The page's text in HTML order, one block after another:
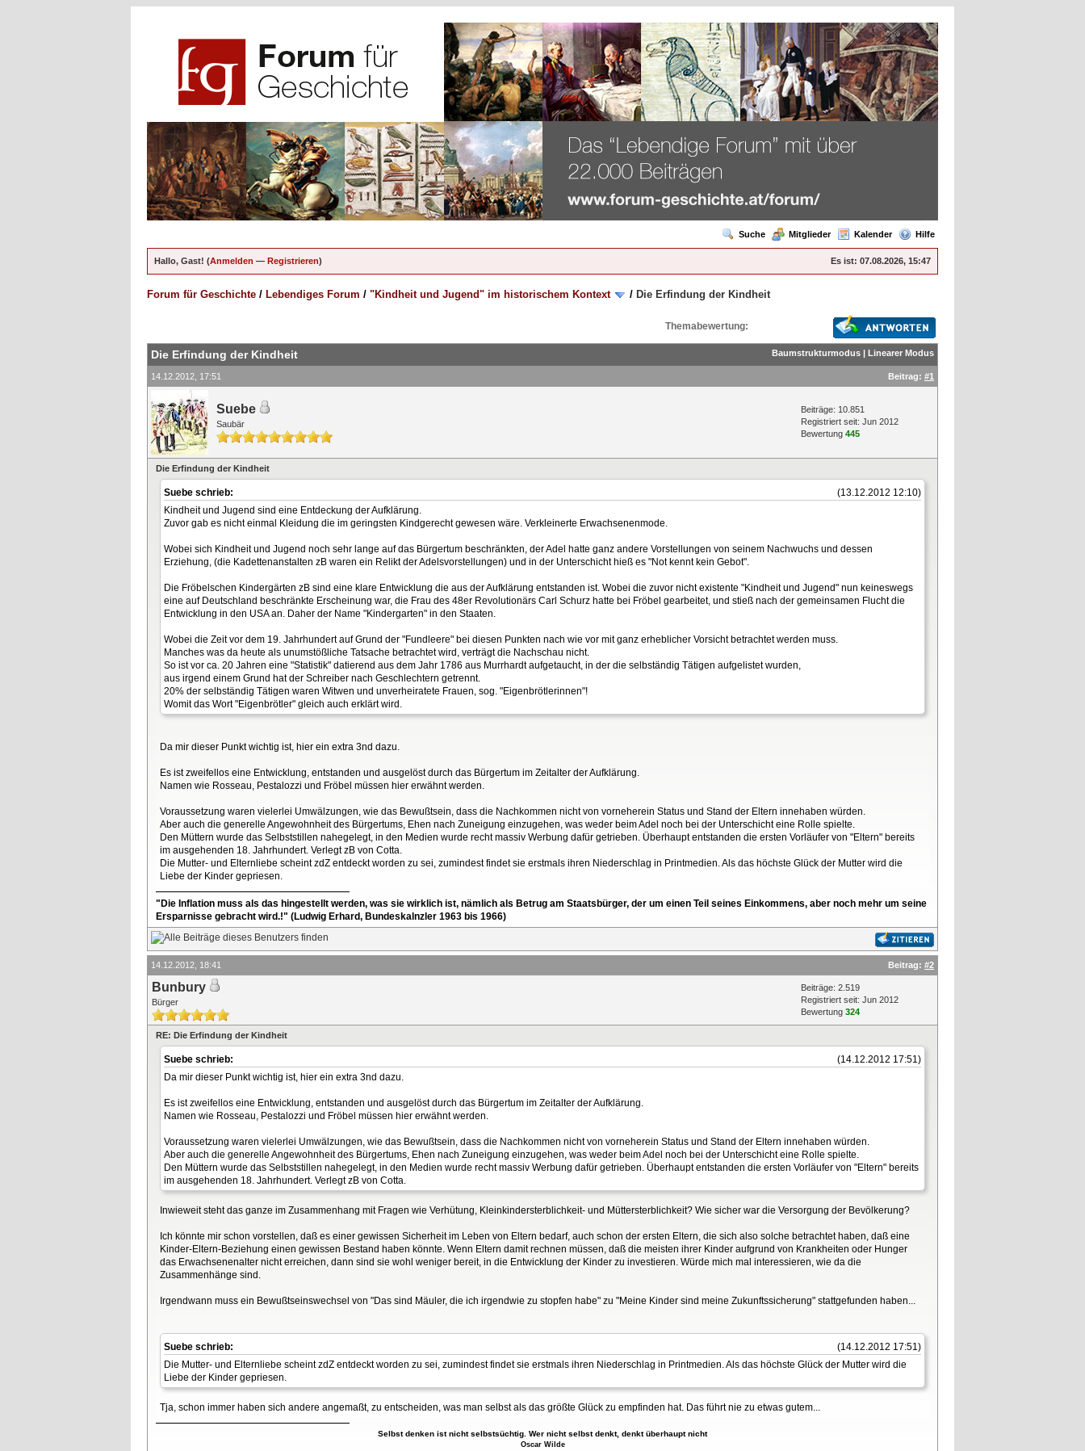
Suche Mitglieder Kalender Hilfe
Es ist: 07.08.2026, 15:47
Hallo, Gast! (Anmelden — Registrieren)
Forum für Geschichte / Lebendiges Forum / "Kindheit und Jugend" im historischem Kontext / Die Erfindung der Kindheit
Themabewertung:
Baumstrukturmodus | Linearer Modus
Die Erfindung der Kindheit
14.12.2012, 17:51 Beitrag: #1
Suebe
Saubär
Beiträge: 10.851
Registriert seit: Jun 2012
Bewertung 445
Die Erfindung der Kindheit
(13.12.2012 12:10)
Suebe schrieb:
Kindheit und Jugend sind eine Entdeckung der Aufklärung.
Zuvor gab es nicht einmal Kleidung die im geringsten Kindgerecht gewesen wäre. Verkleinerte Erwachsenenmode.
Wobei sich Kindheit und Jugend noch sehr lange auf das Bürgertum beschränkten, der Adel hatte ganz andere Vorstellungen von seinem Nachwuchs und dessen
Erziehung, (die Kadettenanstalten zB waren ein Relikt der Adelsvorstellungen) und in der Unterschicht hieß es "Not kennt kein Gebot".
Die Fröbelschen Kindergärten zB sind eine klare Entwicklung die aus der Aufklärung entstanden ist. Wobei die zuvor nicht existente "Kindheit und Jugend" nun keineswegs
eine auf Deutschland beschränkte Erscheinung war, die Frau des 48er Revolutionärs Carl Schurz hatte bei Fröbel gearbeitet, und stieß nach der gemeinsamen Flucht die
Entwicklung in den USA an. Daher der Name "Kindergarten" in den Staaten.
Wobei die Zeit vor dem 19. Jahrhundert auf Grund der "Fundleere" bei diesen Punkten nach wie vor mit ganz erheblicher Vorsicht betrachtet werden muss.
Manches was da heute als unumstößliche Tatsache betrachtet wird, verträgt die Nachschau nicht.
So ist vor ca. 20 Jahren eine "Statistik" datierend aus dem Jahr 1786 aus Murrhardt aufgetaucht, in der die selbständig Tätigen aufgelistet wurden,
aus irgend einem Grund hat der Schreiber nach Geschlechtern getrennt.
20% der selbständig Tätigen waren Witwen und unverheiratete Frauen, sog. "Eigenbrötlerinnen"!
Womit das Wort "Eigenbrötler" gleich auch erklärt wird.
Da mir dieser Punkt wichtig ist, hier ein extra 3nd dazu.
Es ist zweifellos eine Entwicklung, entstanden und ausgelöst durch das Bürgertum im Zeitalter der Aufklärung.
Namen wie Rosseau, Pestalozzi und Fröbel müssen hier erwähnt werden.
Voraussetzung waren vielerlei Umwälzungen, wie das Bewußtsein, dass die Nachkommen nicht von vorneherein Status und Stand der Eltern innehaben würden.
Aber auch die generelle Angewohnheit des Bürgertums, Ehen nach Zuneigung einzugehen, was weder beim Adel noch bei der Unterschicht eine Rolle spielte.
Den Müttern wurde das Selbststillen nahegelegt, in den Medien wurde recht massiv Werbung dafür getrieben. Überhaupt entstanden die ersten Vorläufer von "Eltern" bereits
im ausgehenden 18. Jahrhundert. Verlegt zB von Cotta.
Die Mutter- und Elternliebe scheint zdZ entdeckt worden zu sei, zumindest findet sie erstmals ihren Niederschlag in Printmedien. Als das höchste Glück der Mutter wird die
Liebe der Kinder gepriesen.
"Die Inflation muss als das hingestellt werden, was sie wirklich ist, nämlich als Betrug am Staatsbürger, der um einen Teil seines Einkommens, aber noch mehr um seine
Ersparnisse gebracht wird.!" (Ludwig Erhard, Bundeskalnzler 1963 bis 1966)
14.12.2012, 18:41 Beitrag: #2
Bunbury
Bürger
Beiträge: 2.519
Registriert seit: Jun 2012
Bewertung 324
RE: Die Erfindung der Kindheit
(14.12.2012 17:51)
Suebe schrieb:
Da mir dieser Punkt wichtig ist, hier ein extra 3nd dazu.
Es ist zweifellos eine Entwicklung, entstanden und ausgelöst durch das Bürgertum im Zeitalter der Aufklärung.
Namen wie Rosseau, Pestalozzi und Fröbel müssen hier erwähnt werden.
Voraussetzung waren vielerlei Umwälzungen, wie das Bewußtsein, dass die Nachkommen nicht von vorneherein Status und Stand der Eltern innehaben würden.
Aber auch die generelle Angewohnheit des Bürgertums, Ehen nach Zuneigung einzugehen, was weder beim Adel noch bei der Unterschicht eine Rolle spielte.
Den Müttern wurde das Selbststillen nahegelegt, in den Medien wurde recht massiv Werbung dafür getrieben. Überhaupt entstanden die ersten Vorläufer von "Eltern" bereits
im ausgehenden 18. Jahrhundert. Verlegt zB von Cotta.
Inwieweit steht das ganze im Zusammenhang mit Fragen wie Verhütung, Kleinkindersterblichkeit- und Müttersterblichkeit? Wie sicher war die Versorgung der Bevölkerung?
Ich könnte mir schon vorstellen, daß es einer gewissen Sicherheit im Leben von Eltern bedarf, auch schon der ersten Eltern, die sich also solche betrachtet haben, daß eine
Kinder-Eltern-Beziehung einen gewissen Bestand haben könnte. Wenn Eltern damit rechnen müssen, daß die meisten ihrer Kinder aufgrund von Krankheiten oder Hunger
das Erwachsenenalter nicht erreichen, dann sind sie wohl weniger bereit, in die Entwicklung der Kinder zu investieren. Würde mich mal interessieren, wie da die
Zusammenhänge sind.
Irgendwann muss ein Bewußtseinswechsel von "Das sind Mäuler, die ich irgendwie zu stopfen habe" zu "Meine Kinder sind meine Zukunftssicherung" stattgefunden haben...
(14.12.2012 17:51)
Suebe schrieb:
Die Mutter- und Elternliebe scheint zdZ entdeckt worden zu sei, zumindest findet sie erstmals ihren Niederschlag in Printmedien. Als das höchste Glück der Mutter wird die
Liebe der Kinder gepriesen.
Tja, schon immer haben sich andere angemaßt, zu entscheiden, was man selbst als das größte Glück zu empfinden hat. Das führt nie zu etwas gutem...
Selbst denken ist nicht selbstsüchtig. Wer nicht selbst denkt, denkt überhaupt nicht
Oscar Wilde